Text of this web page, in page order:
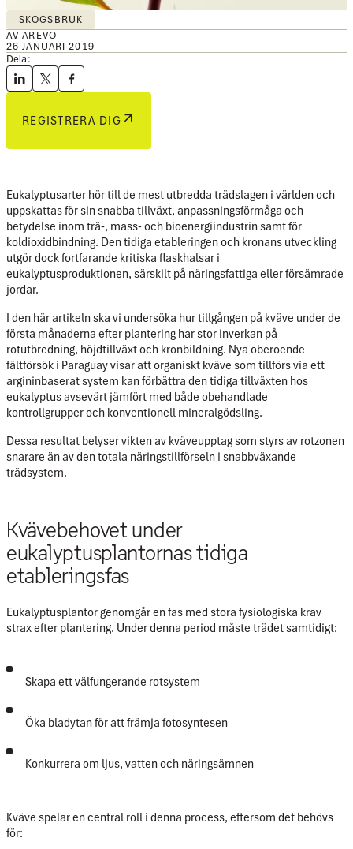
SKOGSBRUK
AV AREVO
26 JANUARI 2019
Dela:
REGISTRERA DIG
Eukalyptusarter hör till de mest utbredda trädslagen i världen och
uppskattas för sin snabba tillväxt, anpassningsförmåga och
betydelse inom trä-, mass- och bioenergiindustrin samt för
koldioxidbindning. Den tidiga etableringen och kronans utveckling
utgör dock fortfarande kritiska flaskhalsar i
eukalyptusproduktionen, särskilt på näringsfattiga eller försämrade
jordar.
I den här artikeln ska vi undersöka hur tillgången på kväve under de
första månaderna efter plantering har stor inverkan på
rotutbredning, höjdtillväxt och kronbildning. Nya oberoende
fältförsök i Paraguay visar attorganiskt kväve som tillförs via ett
argininbaserat system kan förbättra den tidiga tillväxten hos
eukalyptus avsevärt jämfört med både obehandlade
kontrollgrupper och konventionell mineralgödsling.
Dessa resultat belyser vikten av kväveupptag som styrs av rotzonen
snarare än av den totala näringstillförseln i snabbväxande
trädsystem.
Kvävebehovet under
eukalyptusplantornas tidiga
etableringsfas
Eukalyptusplantor genomgår en fas med stora fysiologiska krav
strax efter plantering. Under denna period måste trädet samtidigt:
Skapa ett välfungerande rotsystem
Öka bladytan för att främja fotosyntesen
Konkurrera om ljus, vatten och näringsämnen
Kväve spelar en central roll i denna process, eftersom det behövs
för: